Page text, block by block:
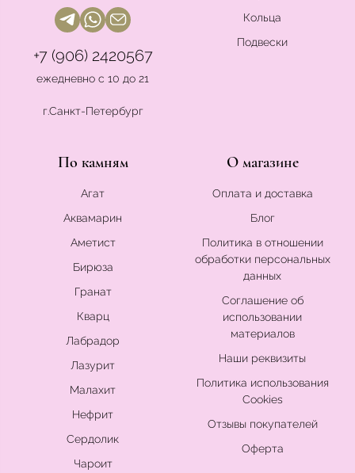
+7 (906) 2420567
ежедневно с 10 до 21
г.Санкт-Петербург
Кольца
Подвески
По камням
Агат
Аквамарин
Аметист
Бирюза
Гранат
Кварц
Лабрадор
Лазурит
Малахит
Нефрит
Сердолик
Чароит
О магазине
Оплата и доставка
Блог
Политика в отношении
обработки персональных
данных
Соглашение об
использовании
материалов
Наши реквизиты
Политика использования
Cookies
Отзывы покупателей
Оферта